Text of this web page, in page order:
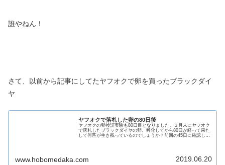
誰やねん！
さて、以前から記事にしてたヤフオクで卵を買ったブラックダイ
ヤ
ヤフオクで落札した卵の80日後
ヤフオクの卵検証実験も80日目となりました。３月末にヤフオク
で落札したブラックダイヤの卵。￼孵化してから80日が経って果た
して何匹が生き残っているのでしょうか？前回の45日に確認した
www.hobomedaka.com 2019.06.20